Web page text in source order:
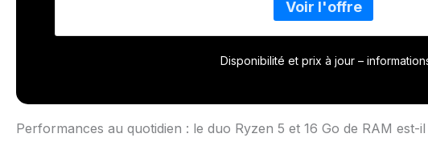
COMPACT ET PORTABLE
portable est le compagnon
PUISSANCE SANS FIL :
(2 USB-C 3.2 et HDMI) et
Disponibilité et prix à jour –
Performances au quotidien : le duo Ryzen 5 et 16 Go de RAM est-